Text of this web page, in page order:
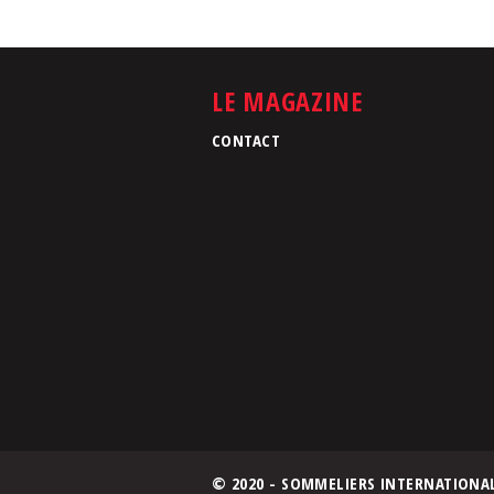
LE MAGAZINE
CONTACT
© 2020 - SOMMELIERS